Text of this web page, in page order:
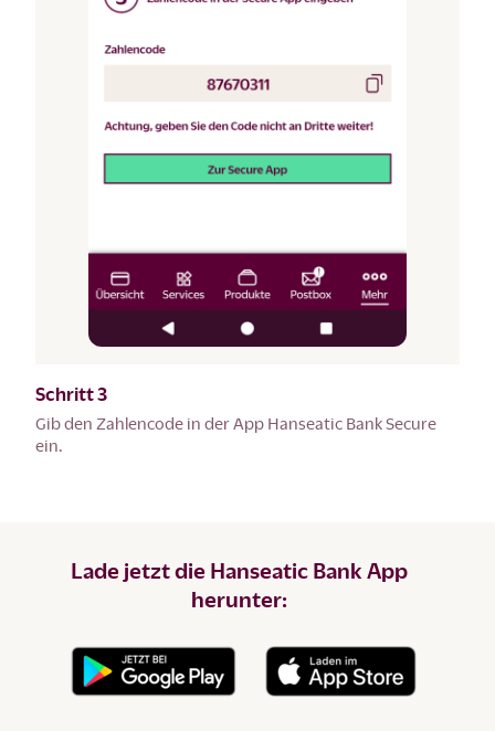
Schritt 3
Gib den Zahlencode in der App Hanseatic Bank Secure
ein.
Lade jetzt die Hanseatic Bank App
herunter: